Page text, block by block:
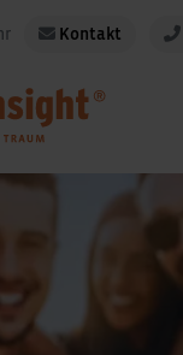
Kontakt